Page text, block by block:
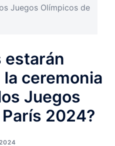
Juegos Olímpicos de
estarán
ceremonia
Juegos
2024?